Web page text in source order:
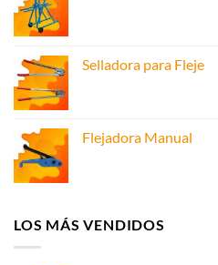
Selladora para Fleje
Flejadora Manual
LOS MÁS VENDIDOS